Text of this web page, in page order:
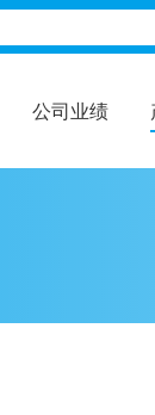
公司业绩